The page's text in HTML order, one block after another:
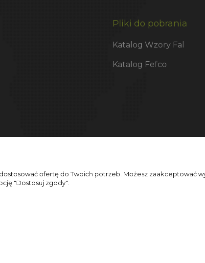
Pliki do pobrania
Katalog Wzory Fal
Katalog Fefco
ofertę do Twoich potrzeb. Możesz zaakceptować
"Dostosuj zgody".